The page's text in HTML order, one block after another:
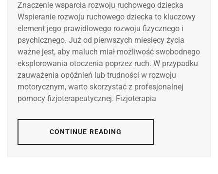
Znaczenie wsparcia rozwoju ruchowego dziecka
Wspieranie rozwoju ruchowego dziecka to kluczowy
element jego prawidłowego rozwoju fizycznego i
psychicznego. Już od pierwszych miesięcy życia
ważne jest, aby maluch miał możliwość swobodnego
eksplorowania otoczenia poprzez ruch. W przypadku
zauważenia opóźnień lub trudności w rozwoju
motorycznym, warto skorzystać z profesjonalnej
pomocy fizjoterapeutycznej. Fizjoterapia
CONTINUE READING